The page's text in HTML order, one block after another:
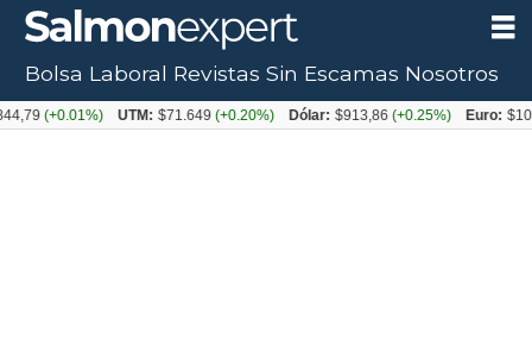
Bolsa Laboral Revistas Sin Escamas Nosotros
UTM: $71.649 (+0.20%) Dólar: $913,86 (+0.25%) Euro: $1053,08(-